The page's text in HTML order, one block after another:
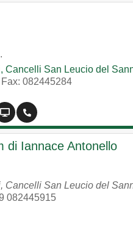
Cancelli San Leucio del
Fax: 082445284
di Iannace Antonello
Cancelli San Leucio del
082445915